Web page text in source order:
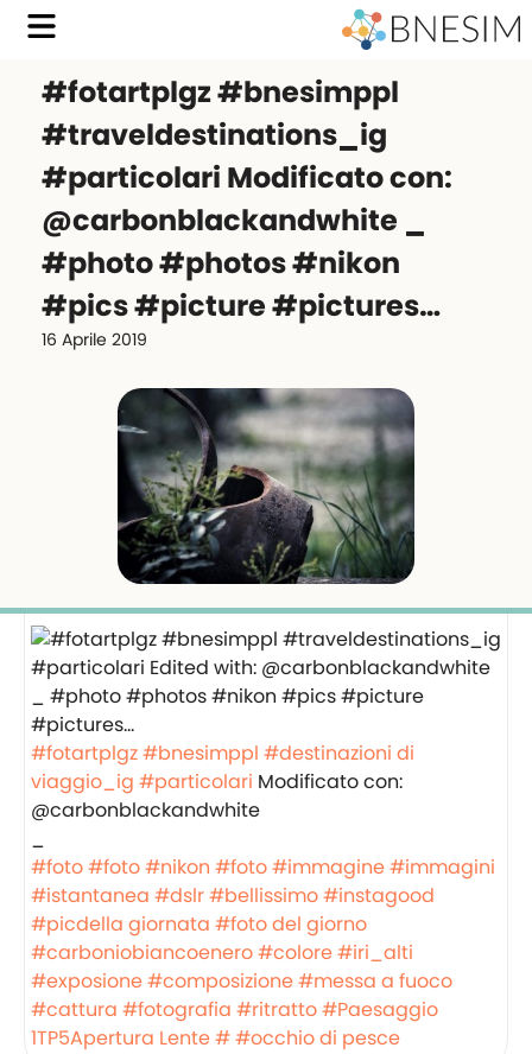
#fotartplgz #bnesimppl
#traveldestinations_ig
#particolari Modificato con:
@carbonblackandwhite _
#photo #photos #nikon
#pics #picture #pictures…
16 Aprile 2019
#fotartplgz#bnesimppl #destinazioni di
viaggio_ig #particolari Modificato con:
@carbonblackandwhite
_
#foto#foto#nikon #foto#immagine#immagini
#istantanea #dslr#bellissimo#instagood
#picdella giornata #foto del giorno
#carboniobiancoenero#colore#iri_alti
#exposione#composizione#messa a fuoco
#cattura #fotografia #ritratto#Paesaggio
1TP5Apertura Lente ##occhio di pesce